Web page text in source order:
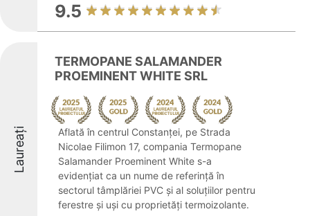
9.5
Laureați
TERMOPANE SALAMANDER
PROEMINENT WHITE SRL
Aflată în centrul Constanței, pe Strada
Nicolae Filimon 17, compania Termopane
Salamander Proeminent White s-a
evidențiat ca un nume de referință în
sectorul tâmplăriei PVC și al soluțiilor pentru
ferestre și uși cu proprietăți termoizolante.